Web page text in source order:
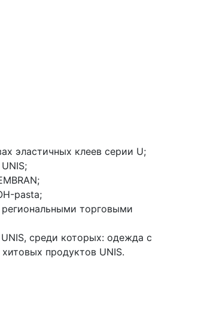
эластичных клеев серии U;
pasta;
региональными торговыми
среди которых: одежда с
продуктов UNIS.